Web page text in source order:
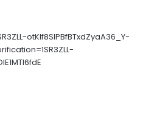
otKIf8SlPBfBTxdZyaA36_Y-